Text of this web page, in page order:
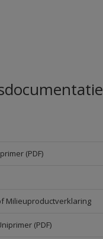
(PDF)
Milieuproductverklaring
(PDF)